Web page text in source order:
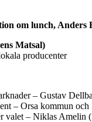
om lunch, Anders
Matsal)
producenter
– Gustav
– Orsa kommun
valet – Niklas Amelin